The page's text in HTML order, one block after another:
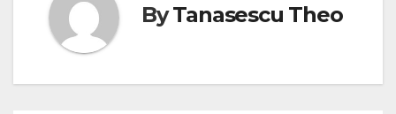
ByTanasescu Theo